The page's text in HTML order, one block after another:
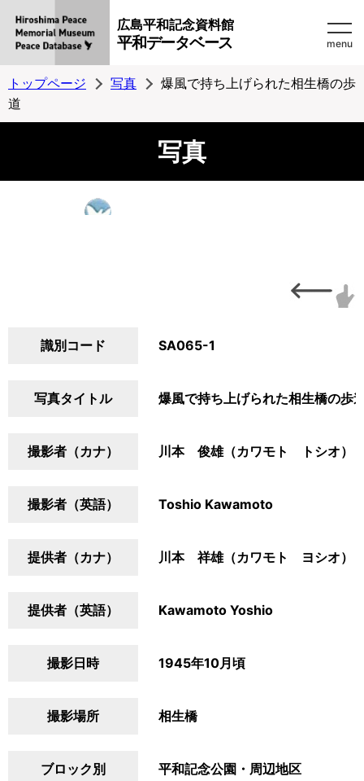
広島平和記念資料館
平和データベース menu
トップページ 写真
爆風で持ち上げられた相生橋の歩
道
写真
識別コード SA065-1
写真タイトル 爆風で持ち上げられた相生橋の歩
撮影者（カナ） 川本 俊雄（カワモト トシオ）
撮影者（英語） Toshio Kawamoto
提供者（カナ） 川本 祥雄（カワモト ヨシオ）
提供者（英語） Kawamoto Yoshio
撮影日時 1945年10月頃
撮影場所 相生橋
ブロック別 平和記念公園・周辺地区